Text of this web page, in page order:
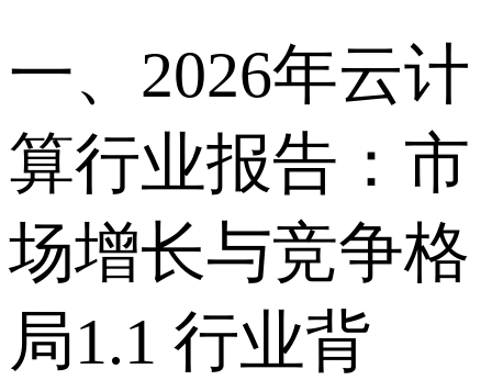
一、2026年云计
算行业报告：市
场增长与竞争格
局 1.1 行业背